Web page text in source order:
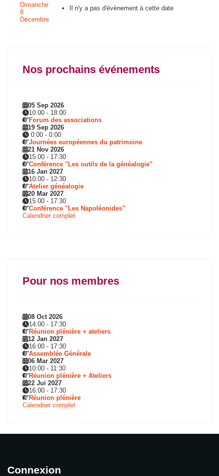
Dimanche
8
Décembre
Il n'y a pas d'évènement à cette date
Nos prochains événements
05 Sep 2026
10:00 - 18:00
Forum des associations
19 Sep 2026
0:00 - 0:00
Journées européennes du patrimoine
21 Nov 2026
15:00 - 17:30
Conférence "Les outils de la généalogie"
16 Jan 2027
10:00 - 12:30
Atelier généalogie
20 Mar 2027
15:00 - 17:30
Conférence "Les Napoléonides"
Calendrier complet
Pour nos membres
08 Oct 2026
14:00 - 17:30
Réunion plénière + ateliers
12 Jan 2027
16:00 - 17:30
Assemblée Générale
06 Mar 2027
10:00 - 11:30
Réunion plénière + Ateliers
22 Jui 2027
16:00 - 17:30
Réunion plénière
Calendrier complet
Connexion